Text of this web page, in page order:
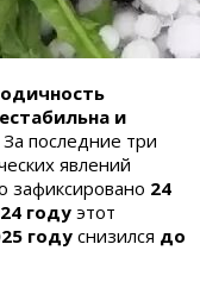
и
За последние три
явлений
зафиксировано 24
году этот
году снизился до